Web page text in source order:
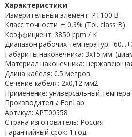
Характеристики
Измерительный элемент: PT100 B
Класс точности: ± 0,3% (Tol. class B)
Коэффициент: 3850 ppm / K
Диапазон рабочих температур: -
Габариты наконечника: 3x15 мм.
Материал наконечника:
Длина кабеля: 0.5 метров.
Сечение кабеля: 2x0,12 мм2
Применение: универсальный
Производитель: FonLab
Артикул: APT00558
Страна изготовитель: Россия
Гарантийный срок: 1 год.